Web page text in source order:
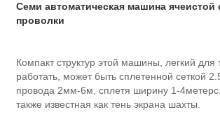
Семи автоматическая машина ячеистой
проволки
Компакт структур этой машины, легкий для
работать, может быть сплетенной сеткой
провода 2мм-6м, сплетя ширину 1-
также известная как тень экрана шахты.